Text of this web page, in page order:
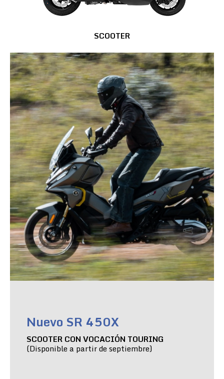
SCOOTER
Nuevo SR 450X
SCOOTER CON VOCACIÓN TOURING
(Disponible a partir de septiembre)